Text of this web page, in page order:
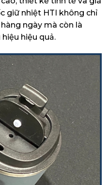
giữ nhiệt HTI không chỉ
ngày mà còn là
hiệu quả.